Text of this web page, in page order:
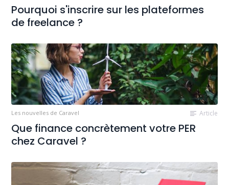
Pourquoi s'inscrire sur les plateformes
de freelance ?
Les nouvelles de Caravel Article
Que finance concrètement votre PER
chez Caravel ?